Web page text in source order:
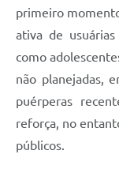
primeiro
ativa de
como
não planejadas,
puérperas
reforça, no
públicos.